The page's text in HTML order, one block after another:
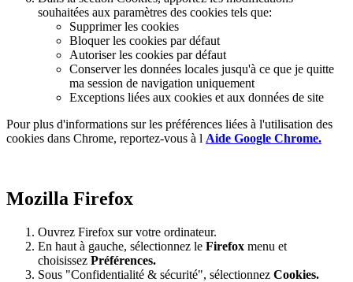
souhaitées aux paramètres des cookies tels que:
Supprimer les cookies
Bloquer les cookies par défaut
Autoriser les cookies par défaut
Conserver les données locales jusqu'à ce que je quitte
ma session de navigation uniquement
Exceptions liées aux cookies et aux données de site
Pour plus d'informations sur les préférences liées à l'utilisation des
cookies dans Chrome, reportez-vous à l Aide Google Chrome.
Mozilla Firefox
Ouvrez Firefox sur votre ordinateur.
En haut à gauche, sélectionnez le Firefox menu et
choisissez Préférences.
Sous "Confidentialité & sécurité", sélectionnez Cookies.